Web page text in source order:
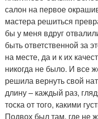
салон на первое
мастера решиться
бы у меня вдруг
быть ответственной за
на месте, да и к их
никогда не было. И все
решила вернуть свой
длину – каждый раз,
тоска от того, какими
Подвох был там, где не